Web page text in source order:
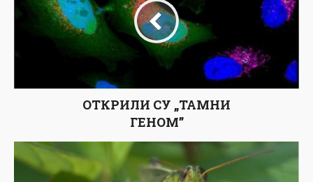
ОТКРИЛИ СУ „ТАМНИ
ГЕНОМ”